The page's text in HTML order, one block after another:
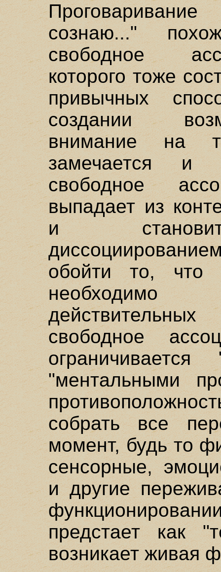
сознаю..."
свободное
которого тоже
привычных
создании
внимание на
замечается
свободное
выпадает из
и
обойти то, что
необходимо
свободное
"ментальными
собрать все
момент, будь то
сенсорные,
и другие
предстает как
возникает живая